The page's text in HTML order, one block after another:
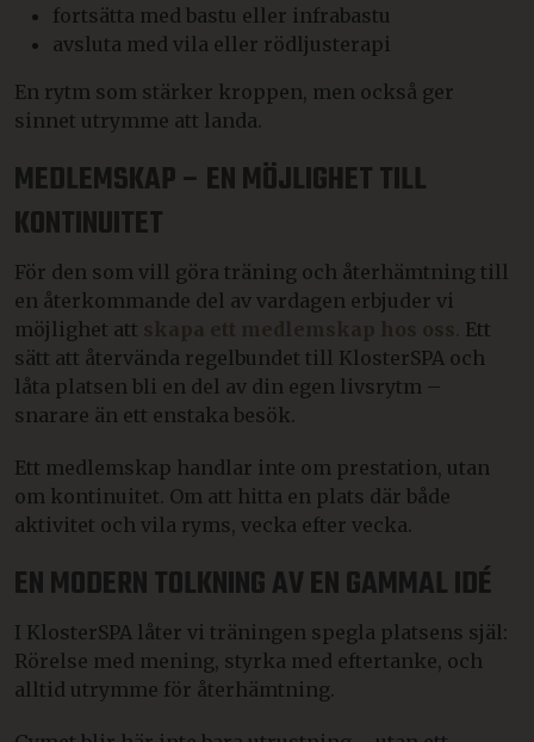
fortsätta med bastu eller infrabastu
avsluta med vila eller rödljusterapi
En rytm som stärker kroppen, men också ger
sinnet utrymme att landa.
MEDLEMSKAP – EN MÖJLIGHET TILL
KONTINUITET
För den som vill göra träning och återhämtning till
en återkommande del av vardagen erbjuder vi
möjlighet att s kapa ett medlemskap hos oss Ett
sätt att återvända regelbundet till KlosterSPA och
låta platsen bli en del av din egen livsrytm –
snarare än ett enstaka besök.
Ett medlemskap handlar inte om prestation, utan
om kontinuitet. Om att hitta en plats där både
aktivitet och vila ryms, vecka efter vecka.
EN MODERN TOLKNING AV EN GAMMAL IDÉ
I KlosterSPA låter vi träningen spegla platsens själ:
Rörelse med mening, styrka med eftertanke, och
alltid utrymme för återhämtning.